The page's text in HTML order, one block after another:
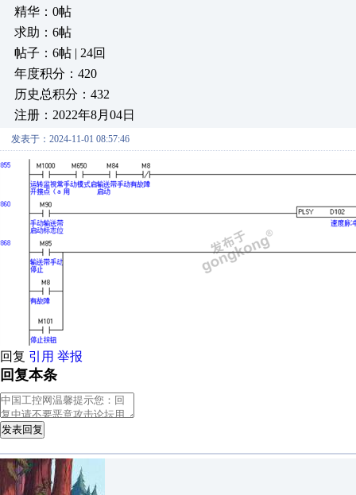
精华：0帖
求助：6帖
帖子：6帖 | 24回
年度积分：420
历史总积分：432
注册：2022年8月04日
发表于：2024-11-01 08:57:46
回复 引用 举报
回复本条
发表回复